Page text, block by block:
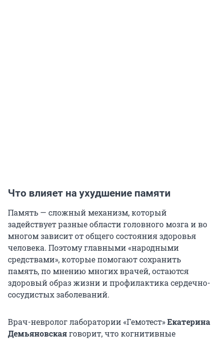
Что влияет на ухудшение памяти
Память — сложный механизм, который
задействует разные области головного мозга и во
многом зависит от общего состояния здоровья
человека. Поэтому главными «народными
средствами», которые помогают сохранить
память, по мнению многих врачей, остаются
здоровый образ жизни и профилактика сердечно-
сосудистых заболеваний.
Врач-невролог лаборатории «Гемотест»Екатерина
Демьяновскаяговорит, что когнитивные